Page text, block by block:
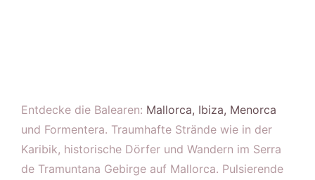
Entdecke die Balearen: Mallorca, Ibiza, Menorca
und Formentera. Traumhafte Strände wie in der
Karibik, historische Dörfer und Wandern im Serra
de Tramuntana Gebirge auf Mallorca. Pulsierende